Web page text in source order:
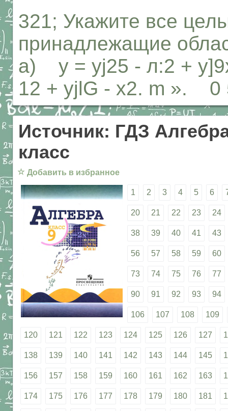
321; Укажите все
принадлежащие
а) у = yj25 - л:2 +
12 + yjlG - х2. m ».
Источник: ГДЗ
класс
☆ Добавить в избранное
1 2 3 4 5 6
20 21 22 23 24
38 39 40 41 43
56 57 58 59 60
73 74 75 76 77
90 91 92 93 94
106 107 108 109
120 121 122 123 124 125 126 127
138 139 140 141 142 143 144 145
156 157 158 159 160 161 162 163
174 175 176 177 178 179 180 181